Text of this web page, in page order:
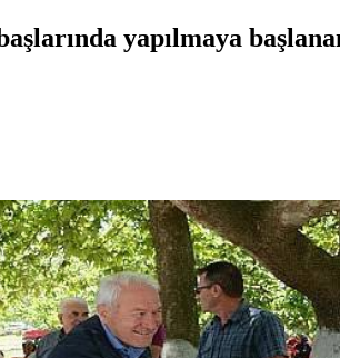
yapılmaya